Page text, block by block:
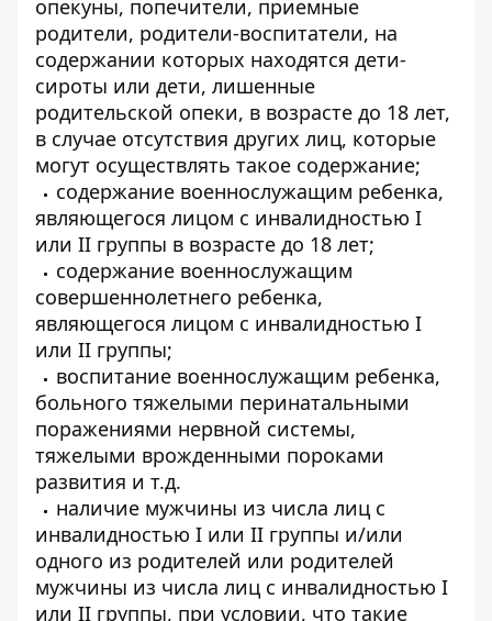
опекуны, попечители, приемные
родители, родители-воспитатели, на
содержании которых находятся дети-
сироты или дети, лишенные
родительской опеки, в возрасте до 18 лет,
в случае отсутствия других лиц, которые
могут осуществлять такое содержание;
содержание военнослужащим ребенка,
являющегося лицом с инвалидностью I
или II группы в возрасте до 18 лет;
содержание военнослужащим
совершеннолетнего ребенка,
являющегося лицом с инвалидностью I
или II группы;
воспитание военнослужащим ребенка,
больного тяжелыми перинатальными
поражениями нервной системы,
тяжелыми врожденными пороками
развития и т.д.
наличие мужчины из числа лиц с
инвалидностью I или II группы и/или
одного из родителей или родителей
мужчины из числа лиц с инвалидностью I
или II группы, при условии, что такие